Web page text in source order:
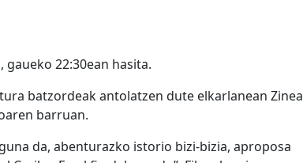
22:30ean hasita.
batzordeak antolatzen dute elkarlanean Zinea
barruan.
da, abenturazko istorio bizi-bizia, aproposa